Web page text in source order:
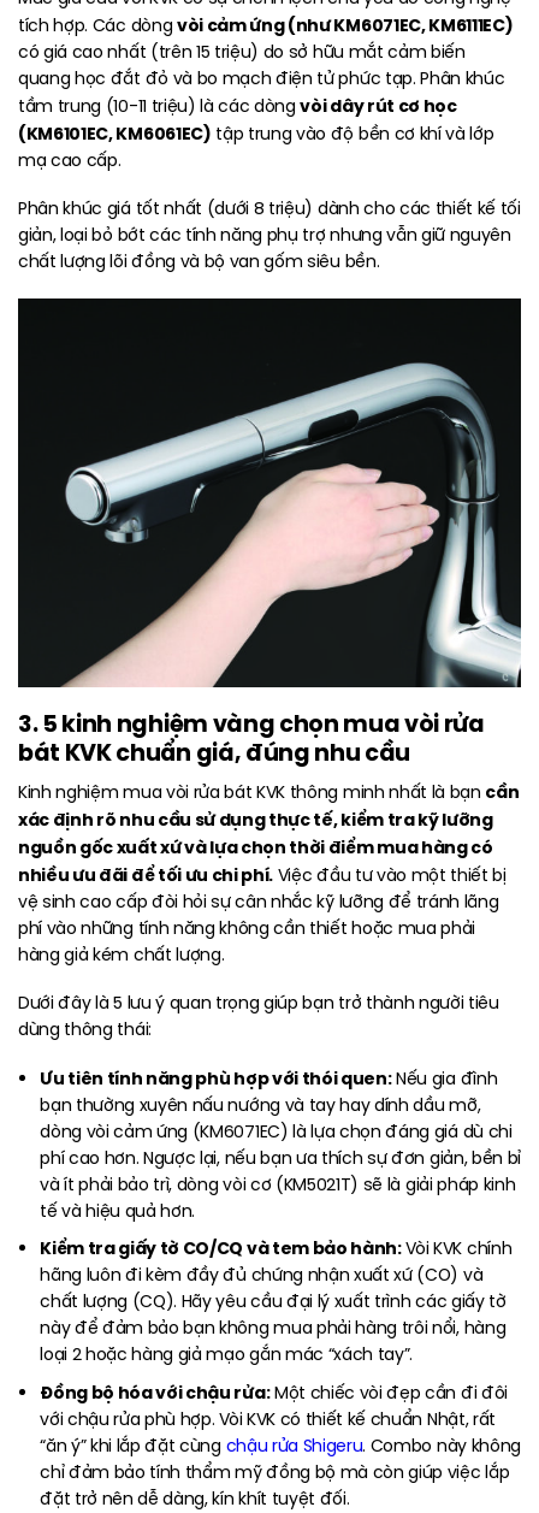
tích hợp. Các dòngvòi cảm ứng (như KM6071EC, KM6111EC)
có giá cao nhất (trên 15 triệu) do sở hữu mắt cảm biến
quang học đắt đỏ và bo mạch điện tử phức tạp. Phân khúc
tầm trung (10-11 triệu) là các dòngvòi dây rút cơ học
(KM6101EC, KM6061EC) tập trung vào độ bền cơ khí và lớp
mạ cao cấp.
Phân khúc giá tốt nhất (dưới 8 triệu) dành cho các thiết kế tối
giản, loại bỏ bớt các tính năng phụ trợ nhưng vẫn giữ nguyên
chất lượng lõi đồng và bộ van gốm siêu bền.
3. 5 kinh nghiệm vàng chọn mua vòi rửa
bát KVK chuẩn giá, đúng nhu cầu
Kinh nghiệm mua vòi rửa bát KVK thông minh nhất là bạn cần
xác định rõ nhu cầu sử dụng thực tế, kiểm tra kỹ lưỡng
nguồn gốc xuất xứ và lựa chọn thời điểm mua hàng có
nhiều ưu đãi để tối ưu chi phí.Việc đầu tư vào một thiết bị
vệ sinh cao cấp đòi hỏi sự cân nhắc kỹ lưỡng để tránh lãng
phí vào những tính năng không cần thiết hoặc mua phải
hàng giả kém chất lượng.
Dưới đây là 5 lưu ý quan trọng giúp bạn trở thành người tiêu
dùng thông thái:
Ưu tiên tính năng phù hợp với thói quen:Nếu gia đình
bạn thường xuyên nấu nướng và tay hay dính dầu mỡ,
dòng vòi cảm ứng (KM6071EC) là lựa chọn đáng giá dù chi
phí cao hơn. Ngược lại, nếu bạn ưa thích sự đơn giản, bền bỉ
và ít phải bảo trì, dòng vòi cơ (KM5021T) sẽ là giải pháp kinh
tế và hiệu quả hơn.
Kiểm tra giấy tờ CO/CQ và tem bảo hành:Vòi KVK chính
hãng luôn đi kèm đầy đủ chứng nhận xuất xứ (CO) và
chất lượng (CQ). Hãy yêu cầu đại lý xuất trình các giấy tờ
này để đảm bảo bạn không mua phải hàng trôi nổi, hàng
loại 2 hoặc hàng giả mạo gắn mác “xách tay”.
Đồng bộ hóa với chậu rửa:Một chiếc vòi đẹp cần đi đôi
với chậu rửa phù hợp. Vòi KVK có thiết kế chuẩn Nhật, rất
“ăn ý” khi lắp đặt cùng chậu rửa Shigeru. Combo này không
chỉ đảm bảo tính thẩm mỹ đồng bộ mà còn giúp việc lắp
đặt trở nên dễ dàng, kín khít tuyệt đối.